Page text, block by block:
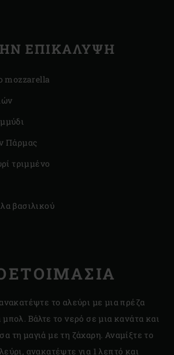
ΕΠΙΚΆΛΥΨΗ
mozzarella
Πάρμας
τριμμένο
βασιλικού
το αλεύρι με μια πρέζα
μπολ. Βάλτε το νερό σε μια κανάτα και
τη μαγιά με τη ζάχαρη. Αναμίξτε το
ανακατέψτε για 1 λεπτό και